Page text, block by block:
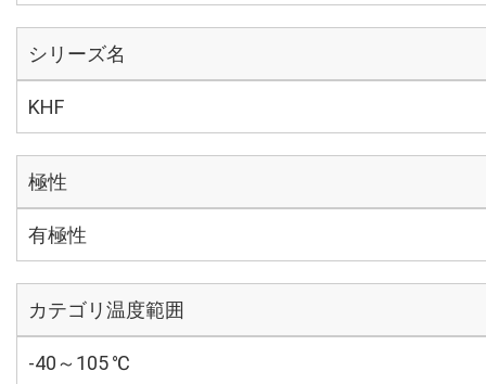
シリーズ名
KHF
極性
有極性
カテゴリ温度範囲
-40～105 ℃